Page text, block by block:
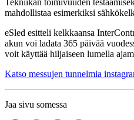
mahdollistaa esimerkiksi
eSled esitteli kelkkaansa
akun voi ladata 365 päivää
voit käyttää hiljaiseen lumella
Katso messujen tunnelmia
Jaa sivu somessa